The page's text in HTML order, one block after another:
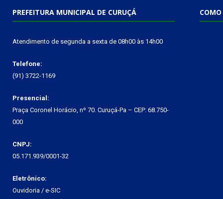
PREFEITURA MUNICIPAL DE CURUÇÁ
Atendimento de segunda a sexta de 08h00 às 14h00
Telefone:
(91) 3722-1169
Presencial:
Praça Coronel Horácio, nº 70. Curuçá-Pa – CEP: 68.750-
000
CNPJ:
05.171.939/0001-32
Eletrônico:
Ouvidoria / e-SIC
COMO